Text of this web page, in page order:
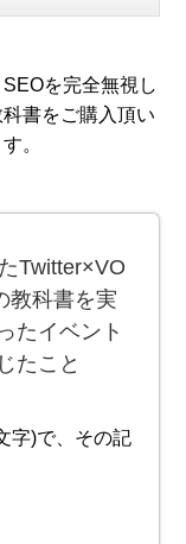
を完全無視し
書をご購入頂い
。
Twitter×VO
教科書を実
たイベント
たこと
字)で、その記